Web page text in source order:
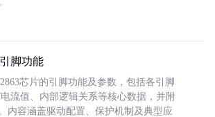
脚功能
芯片的引脚功能及参数，包括各引脚
流值、内部逻辑关系等核心数据，并附
内容涵盖驱动配置、保护机制及典型应